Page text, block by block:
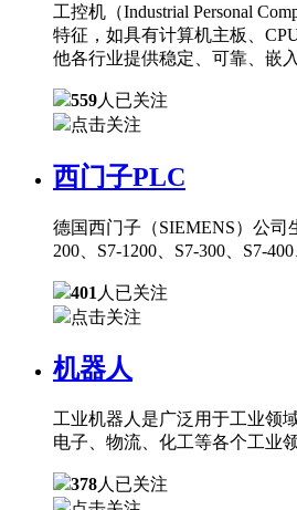
工控机（Industrial Personal
特征，如具有计算机主板、
他各行业提供稳定、可靠、嵌
559人已关注
点击关注
西门子PLC
德国西门子（SIEMENS）公
200、S7-1200、S7-300、S7-
401 人已关注
点击关注
机器人
工业机器人是广泛用于工业领
电子、物流、化工等各个工业
378人已关注